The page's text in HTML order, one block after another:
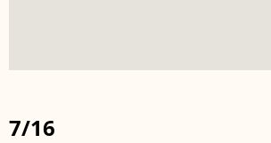
7/16